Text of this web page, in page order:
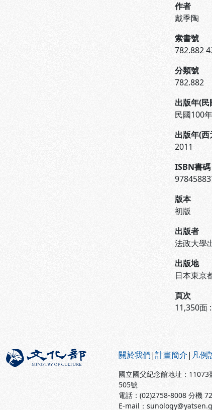
作者
戴季陶
索書號
782.882
分類號
782.882
出版年(民
民國100年
出版年(西
2011
ISBN書碼
版本
初版
出版者
法政大學
出版地
日本東京
頁次
11,350面 :
關於我們|計畫簡介| 凡例
國立國父紀念館地址：
505號
電話：(02)2758-8008 分機
E-mail：